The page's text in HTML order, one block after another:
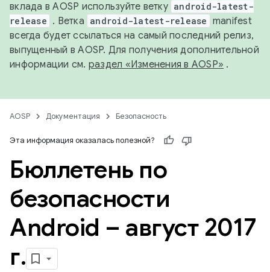
вклада в AOSP используйте ветку android-latest-
release . Ветка android-latest-release manifest
всегда будет ссылаться на самый последний релиз,
выпущенный в AOSP. Для получения дополнительной
информации см. раздел «Изменения в AOSP» .
AOSP Документация Безопасность
Эта информация оказалась полезной?
Бюллетень по
безопасности
Android – август 2017
г.